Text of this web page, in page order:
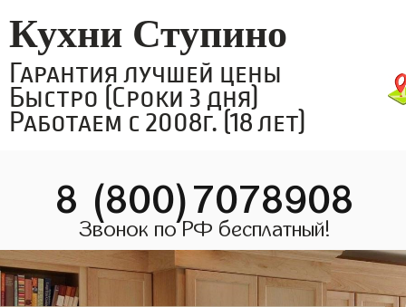
Кухни Ступино
Гарантия лучшей цены
Быстро (Сроки 3 дня)
Работаем с 2008г. (18 лет)
8 (800)7078908
Звонок по РФ бесплатный!